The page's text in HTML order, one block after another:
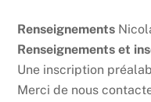
Renseignements
Renseignements et
Une inscription
Merci de nous